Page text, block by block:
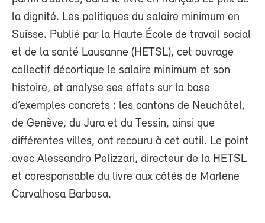
la dignité. Les politiques du salaire minimum en
Suisse. Publié par la Haute École de travail social
et de la santé Lausanne (HETSL), cet ouvrage
collectif décortique le salaire minimum et son
histoire, et analyse ses effets sur la base
d’exemples concrets : les cantons de Neuchâtel,
de Genève, du Jura et du Tessin, ainsi que
différentes villes, ont recouru à cet outil. Le point
avec Alessandro Pelizzari, directeur de la HETSL
et coresponsable du livre aux côtés de Marlene
Carvalhosa Barbosa.